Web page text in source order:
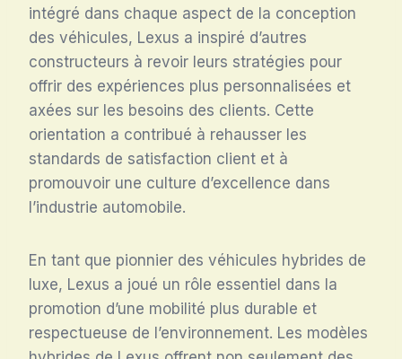
intégré dans chaque aspect de la conception
des véhicules, Lexus a inspiré d’autres
constructeurs à revoir leurs stratégies pour
offrir des expériences plus personnalisées et
axées sur les besoins des clients. Cette
orientation a contribué à rehausser les
standards de satisfaction client et à
promouvoir une culture d’excellence dans
l’industrie automobile.
En tant que pionnier des véhicules hybrides de
luxe, Lexus a joué un rôle essentiel dans la
promotion d’une mobilité plus durable et
respectueuse de l’environnement. Les modèles